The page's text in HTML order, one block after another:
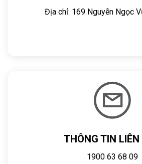
Địa chỉ: 169 Nguyễn Ngọc
THÔNG TIN LIÊN
1900 63 68 09